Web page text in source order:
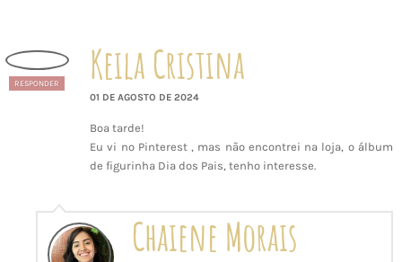
RESPONDER Keila Cristina
01 DE AGOSTO DE 2024
Boa tarde!
Eu vi no Pinterest , mas não encontrei na loja, o álbum
de figurinha Dia dos Pais, tenho interesse.
Chaiene Morais